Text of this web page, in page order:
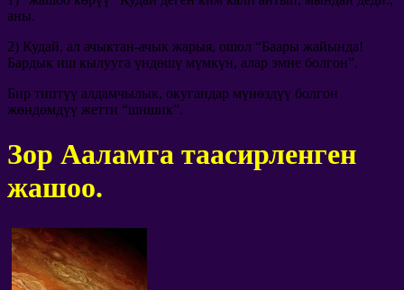
аны.
2) Кудай, ал ачыктан-ачык жарыя, ошол “Баары жайында!
Бардык иш кылууга үндөшү мүмкүн, алар эмне болгон”.
Бир типтүү алдамчылык, окугандар мүнөздүү болгон
жөндөмдүү жетти “шишик”.
Зор Ааламга таасирленген
жашоо.